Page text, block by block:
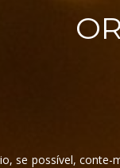
se possível,